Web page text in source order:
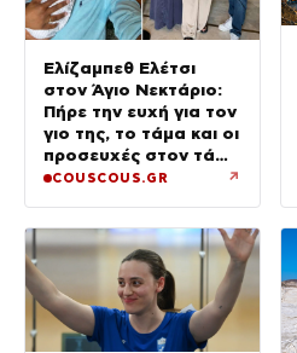
Ελίζαμπεθ Ελέτσι
στον Άγιο Νεκτάριο:
Πήρε την ευχή για τον
γιο της, το τάμα και οι
προσευχές στον τάφο
του Αγίου
COUSCOUS.GR ↗